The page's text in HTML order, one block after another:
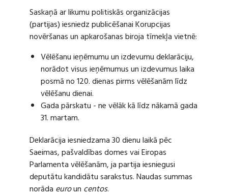
Saskaņā ar likumu politiskās organizācijas
(partijas) iesniedz publicēšanai Korupcijas
novēršanas un apkarošanas biroja tīmekļa vietnē:
Vēlēšanu ieņēmumu un izdevumu deklarāciju,
norādot visus ieņēmumus un izdevumus laika
posmā no 120. dienas pirms vēlēšanām līdz
vēlēšanu dienai.
Gada pārskatu - ne vēlāk kā līdz nākamā gada
31. martam.
Deklarācija iesniedzama 30 dienu laikā pēc
Saeimas, pašvaldības domes vai Eiropas
Parlamenta vēlēšanām, ja partija iesniegusi
deputātu kandidātu sarakstus. Naudas summas
norāda euroun centos.